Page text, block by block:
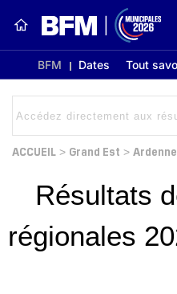
BFM Dates Tout
ACCUEIL > Grand Est >
Résultats
régionales